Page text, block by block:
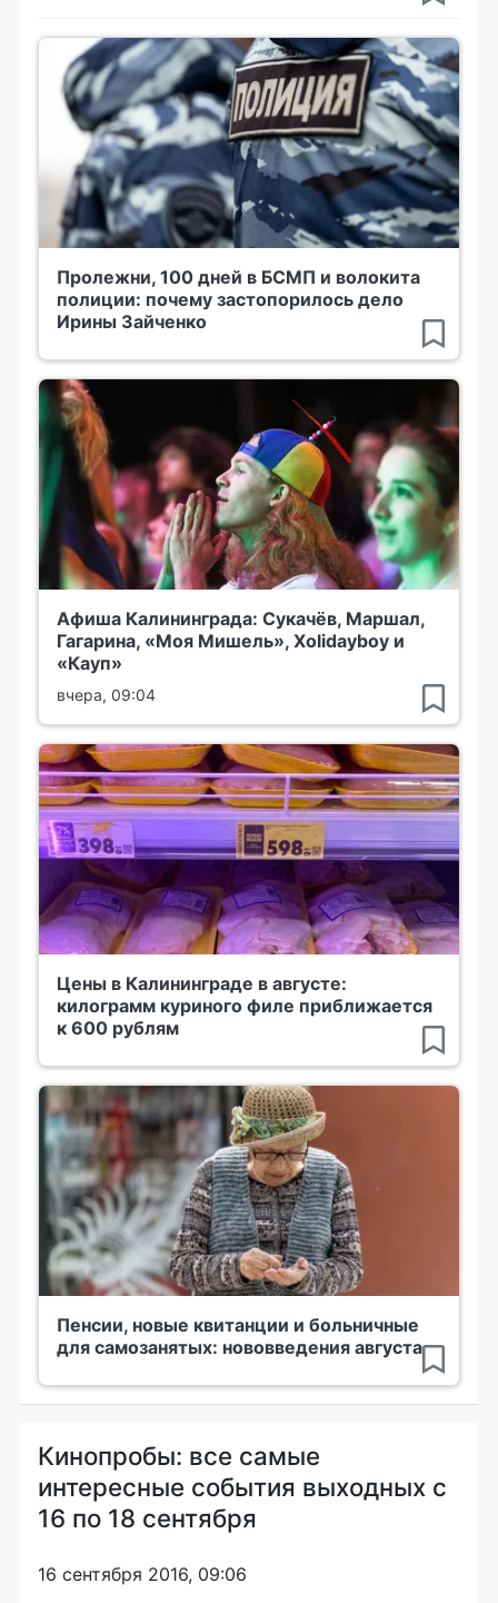
Пролежни, 100 дней в БСМП и волокита
полиции: почему застопорилось дело
Ирины Зайченко
Афиша Калининграда: Сукачёв, Маршал,
Гагарина, «Моя Мишель», Xolidayboy и
«Кауп»
вчера, 09:04
Цены в Калининграде в августе:
килограмм куриного филе приближается
к 600 рублям
Пенсии, новые квитанции и больничные
для самозанятых: нововведения августа
Кинопробы: все самые
интересные события выходных с
16 по 18 сентября
16 сентября 2016, 09:06